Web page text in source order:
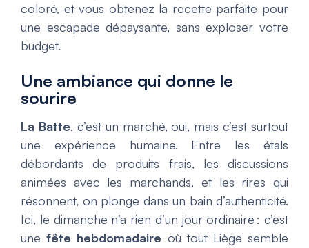
coloré, et vous obtenez la recette parfaite pour
une escapade dépaysante, sans exploser votre
budget.
Une ambiance qui donne le
sourire
La Batte, c’est un marché, oui, mais c’est surtout
une expérience humaine. Entre les étals
débordants de produits frais, les discussions
animées avec les marchands, et les rires qui
résonnent, on plonge dans un bain d’authenticité.
Ici, le dimanche n’a rien d’un jour ordinaire : c’est
unefête hebdomadaire où tout Liège semble